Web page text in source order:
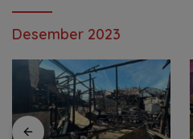
Desember 2023